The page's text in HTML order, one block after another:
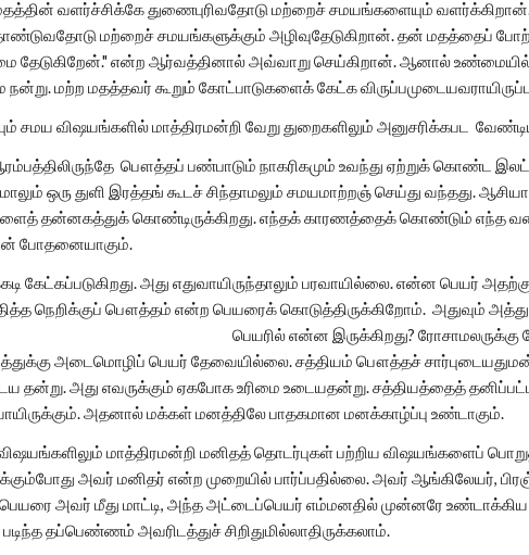
வளர்ச்சிக்கே துணைபுரிவதோடு மற்றைச் சமயங்களையும் வளர்க்கிறான்.
மற்றைச் சமயங்களுக்கும் அழிவுதேடுகிறான். தன் மதத்தைப்
தேடுகிறேன்." என்ற ஆர்வத்தினால் அவ்வாறு செய்கிறான். ஆனால்
மற்ற மதத்தவர் கூறும் கோட்பாடுகளைக் கேட்க
சமய விஷயங்களில் மாத்திரமன்றி வேறு துறைகளிலும் அனுசரிக்கபட
பௌத்தப் பண்பாடும் நாகரிகமும் உவந்து ஏற்றுக் கொண்ட
ஒரு துளி இரத்தங் கூடச் சிந்தாமலும் சமயமாற்றஞ் செய்து வந்தது.
தன்னகத்துக் கொண்டிருக்கிறது. எந்தக் காரணத்தைக் கொண்டும் எந்த
போதனையாகும்.
கேட்கப்படுகிறது. அது எதுவாயிருந்தாலும் பரவாயில்லை. என்ன பெயர்
நெறிக்குப் பௌத்தம் என்ற பெயரைக் கொடுத்திருக்கிறோம். அதுவும்
பெயரில் என்ன இருக்கிறது? ரோசாமலருக்கு வேறு
அடைமொழிப் பெயர் தேவையில்லை. சத்தியம் பௌத்தச்
தன்று. அது எவருக்கும் ஏகபோக உரிமை உடையதன்று. சத்தியத்தைத்
அதனால் மக்கள் மனத்திலே பாதகமான மனக்காழ்ப்பு உண்டாகும்.
மாத்திரமன்றி மனிதத் தொடர்புகள் பற்றிய விஷயங்களைப்
அவர் மனிதர் என்ற முறையில் பார்ப்பதில்லை. அவர் ஆங்கிலேயர்,
அவர் மீது மாட்டி, அந்த அட்டைப்பெயர் எம்மனதில் முன்னரே
தப்பெண்ணம் அவரிடத்துச் சிறிதுமில்லாதிருக்கலாம்.